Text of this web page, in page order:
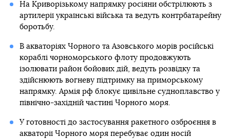
На Криворізькому напрямку росіяни обстрілюють з
артилерії українські війська та ведуть контрбатарейну
боротьбу.
В акваторіях Чорного та Азовського морів російські
кораблі чорноморського флоту продовжують
ізолювати район бойових дій, ведуть розвідку та
здійснюють вогневу підтримку на приморському
напрямку. Армія рф блокує цивільне судноплавство у
північно-західній частині Чорного моря.
У готовності до застосування ракетного озброєння в
акваторії Чорного моря перебуває один носій